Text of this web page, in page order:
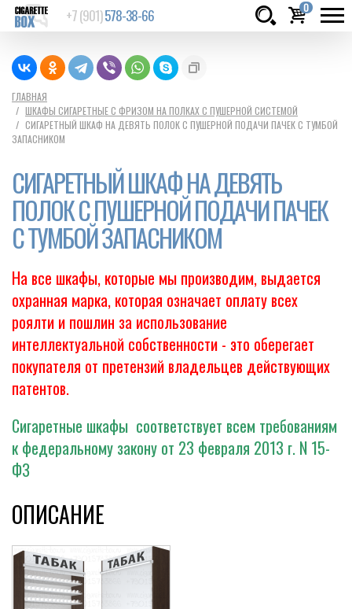
+7 (901)578-38-66 0
руб.
ГЛАВНАЯ
ШКАФЫ СИГАРЕТНЫЕ С ФРИЗОМ НА ПОЛКАХ С ПУШЕРНОЙ СИСТЕМОЙ
СИГАРЕТНЫЙ ШКАФ НА ДЕВЯТЬ ПОЛОК С ПУШЕРНОЙ ПОДАЧИ ПАЧЕК С ТУМБОЙ
ЗАПАСНИКОМ
СИГАРЕТНЫЙ ШКАФ НА ДЕВЯТЬ
ПОЛОК С ПУШЕРНОЙ ПОДАЧИ ПАЧЕК
С ТУМБОЙ ЗАПАСНИКОМ
На все шкафы, которые мы производим, выдается
охранная марка, которая означает оплату всех
роялти и пошлин за использование
интеллектуальной собственности - это оберегает
покупателя от претензий владельцев действующих
патентов.
Сигаретные шкафы соответствует всем требованиям
к федеральному закону от 23 февраля 2013 г. N 15-
ФЗ
ОПИСАНИЕ